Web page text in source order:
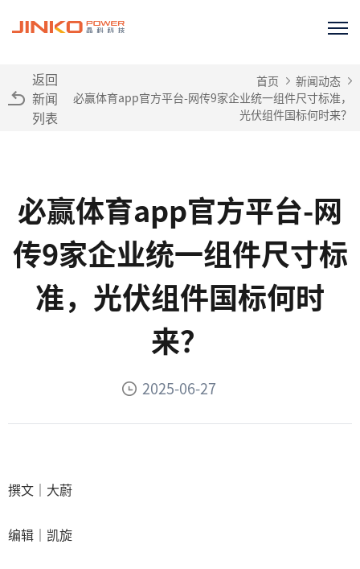
返回
新闻
列表
首页
新闻动态
必赢体育app官方平台-网传9家企业统一组件尺寸标准，
光伏组件国标何时来？
必赢体育app官方平台-网
传9家企业统一组件尺寸标
准，光伏组件国标何时
来？
2025-06-27
撰文｜大蔚
编辑｜凯旋